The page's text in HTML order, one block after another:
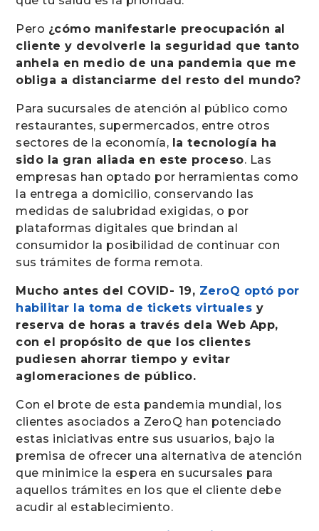
Pero ¿cómo manifestarle preocupación al
cliente y devolverle la seguridad que tanto
anhela en medio de una pandemia que me
obliga a distanciarme del resto del mundo?
Para sucursales de atención al público como
restaurantes, supermercados, entre otros
sectores de la economía, la tecnología ha
sido la gran aliada en este proceso. Las
empresas han optado por herramientas como
la entrega a domicilio, conservando las
medidas de salubridad exigidas, o por
plataformas digitales que brindan al
consumidor la posibilidad de continuar con
sus trámites de forma remota.
Mucho antes del COVID- 19, ZeroQ optó por
habilitar la toma de tickets virtuales y
reserva de horas a través dela Web App,
con el propósito de que los clientes
pudiesen ahorrar tiempo y evitar
aglomeraciones de público.
Con el brote de esta pandemia mundial, los
clientes asociados a ZeroQ han potenciado
estas iniciativas entre sus usuarios, bajo la
premisa de ofrecer una alternativa de atención
que minimice la espera en sucursales para
aquellos trámites en los que el cliente debe
acudir al establecimiento.